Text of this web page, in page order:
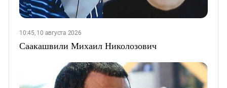
10:45, 10 августа 2026
Саакашвили Михаил Николозович